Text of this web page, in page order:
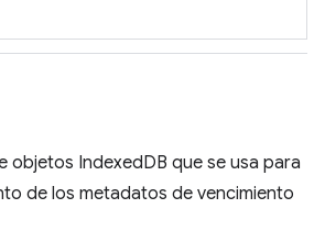
objetos IndexedDB que se usa para
de los metadatos de vencimiento